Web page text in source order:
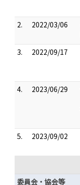
2.
2022/03/06
3.
2022/09/17
4.
2023/06/29
5.
2023/09/02
委員会・協会等